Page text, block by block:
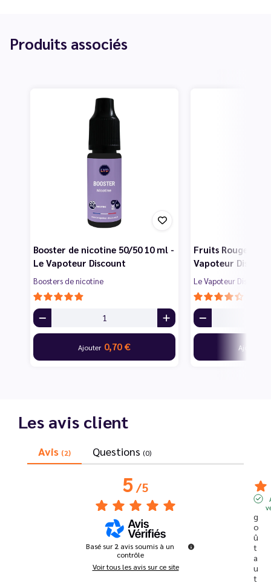
Produits associés
Booster de nicotine 50/50 10 ml -
Le Vapoteur Discount
Boosters de nicotine
Ajouter 0,70 €
Fruits Rouges 50
Vapoteur
Le Vapoteur Discount
Ajouter
Les avis client
Avis (2) Questions (0)
5/5
Basé sur2 avis soumis à un
contrôle
Voir tous les avis sur ce site
g
o
û
t
a
u
t